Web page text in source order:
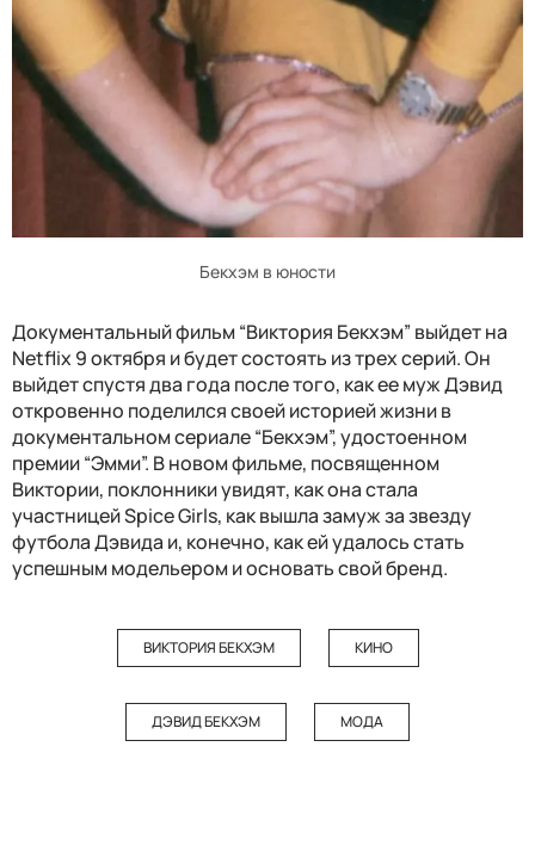
Бекхэм в юности
Документальный фильм “Виктория Бекхэм” выйдет на
Netflix 9 октября и будет состоять из трех серий. Он
выйдет спустя два года после того, как ее муж Дэвид
откровенно поделился своей историей жизни в
документальном сериале “Бекхэм”, удостоенном
премии “Эмми”. В новом фильме, посвященном
Виктории, поклонники увидят, как она стала
участницей Spice Girls, как вышла замуж за звезду
футбола Дэвида и, конечно, как ей удалось стать
успешным модельером и основать свой бренд.
ВИКТОРИЯ БЕКХЭМ КИНО
ДЭВИД БЕКХЭМ МОДА